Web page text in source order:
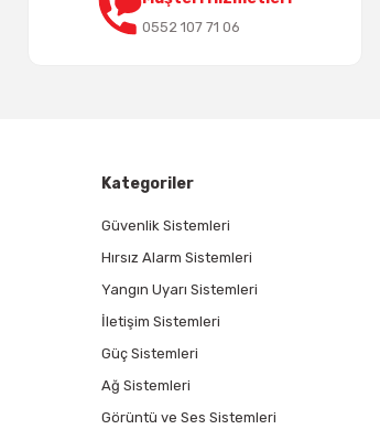
0552 107 71 06
Kategoriler
Güvenlik Sistemleri
Hırsız Alarm Sistemleri
Yangın Uyarı Sistemleri
İletişim Sistemleri
Güç Sistemleri
Ağ Sistemleri
Görüntü ve Ses Sistemleri